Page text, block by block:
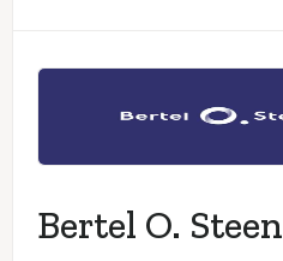
Bertel O. Steen